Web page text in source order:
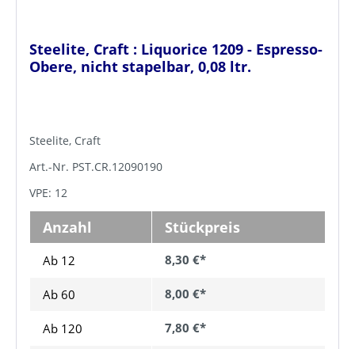
Steelite, Craft : Liquorice 1209 - Espresso-
Obere, nicht stapelbar, 0,08 ltr.
Steelite, Craft
Art.-Nr. PST.CR.12090190
VPE: 12
Anzahl Stückpreis
Ab 12 8,30 €*
Ab 60 8,00 €*
Ab 120 7,80 €*